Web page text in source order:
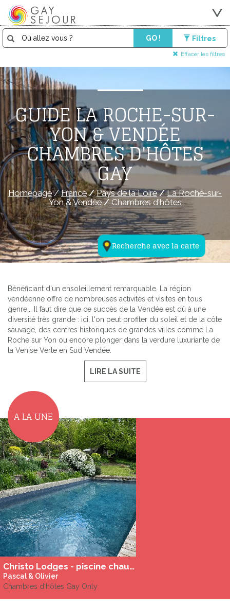
GO ! Filtres
Effacer les filtres
Recherche avec la carte
GUIDE LA ROCHE-SUR-
YON & VENDÉE
CHAMBRES D'HÔTES
GAY
Homepage/France/Pays de la Loire/La Roche-sur-
Yon & Vendée/Chambres d'hôtes
Bénéficiant d'un ensoleillement remarquable. La région
vendéenne offre de nombreuses activités et visites en tous
genre... Il faut dire que ce succès de la Vendée est dû à une
diversité très grande : ici, l'on peut profiter du soleil et de la côte
sauvage, des centres historiques de grandes villes comme La
Roche sur Yon ou encore plonger dans la verdure luxuriante de
la Venise Verte en Sud Vendée.
LIRE LA SUITE
A LA UNE
Christo Lodges - piscine chauffée
Pascal & Olivier
Chambres d'hôtes Gay Only